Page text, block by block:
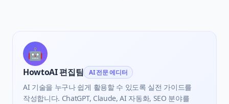
🤖
HowtoAI 편집팀 AI 전문 에디터
AI 기술을 누구나 쉽게 활용할 수 있도록 실전 가이드를
작성합니다. ChatGPT, Claude, AI 자동화, SEO 분야를